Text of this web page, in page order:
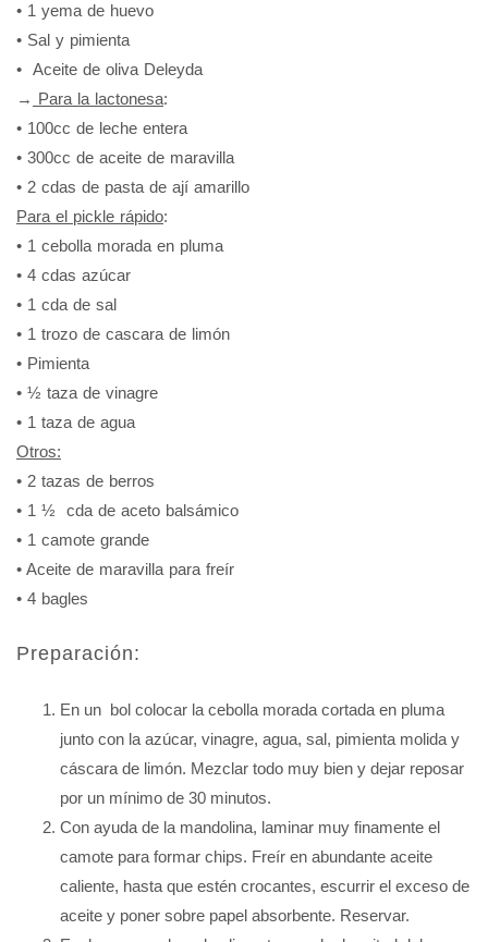
• 1 yema de huevo
• Sal y pimienta
• Aceite de oliva Deleyda
→ Para la lactonesa:
• 100cc de leche entera
• 300cc de aceite de maravilla
• 2 cdas de pasta de ají amarillo
Para el pickle rápido:
• 1 cebolla morada en pluma
• 4 cdas azúcar
• 1 cda de sal
• 1 trozo de cascara de limón
• Pimienta
• ½ taza de vinagre
• 1 taza de agua
Otros:
• 2 tazas de berros
• 1 ½ cda de aceto balsámico
• 1 camote grande
• Aceite de maravilla para freír
• 4 bagles
Preparación:
En un bol colocar la cebolla morada cortada en pluma
junto con la azúcar, vinagre, agua, sal, pimienta molida y
cáscara de limón. Mezclar todo muy bien y dejar reposar
por un mínimo de 30 minutos.
Con ayuda de la mandolina, laminar muy finamente el
camote para formar chips. Freír en abundante aceite
caliente, hasta que estén crocantes, escurrir el exceso de
aceite y poner sobre papel absorbente. Reservar.